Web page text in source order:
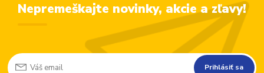
Nepremeškajte novinky, akcie a zľavy!
Prihlásiť sa